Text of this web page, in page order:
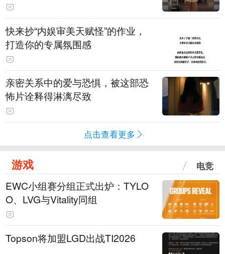
快来抄“内娱审美天赋怪”的作业，
打造你的专属氛围感
亲密关系中的爱与恐惧，被这部恐
怖片诠释得淋漓尽致
点击查看更多
游戏 电竞
EWC小组赛分组正式出炉：TYLO
O、LVG与Vitality同组
Topson将加盟LGD出战TI2026